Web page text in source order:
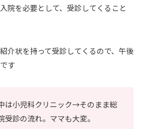
院を必要として、受診してくること
介状を持って受診してくるので、午後
す
は小児科クリニック→そのまま総
受診の流れ。ママも大変。